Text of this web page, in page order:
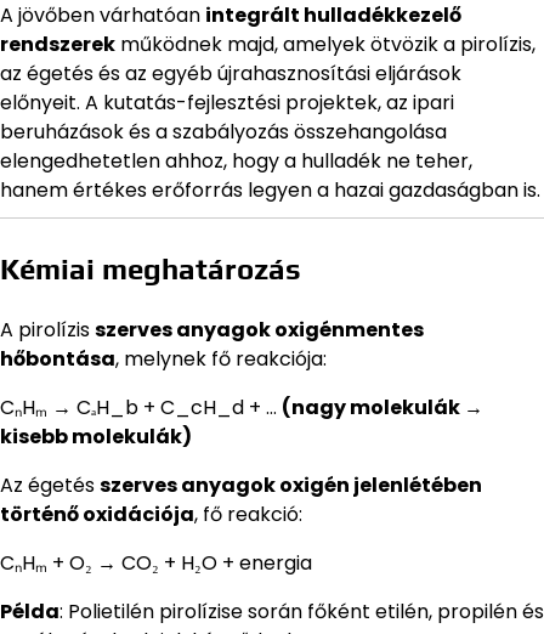
A jövőben várhatóan integrált hulladékkezelő
rendszerek működnek majd, amelyek ötvözik a pirolízis,
az égetés és az egyéb újrahasznosítási eljárások
előnyeit. A kutatás-fejlesztési projektek, az ipari
beruházások és a szabályozás összehangolása
elengedhetetlen ahhoz, hogy a hulladék ne teher,
hanem értékes erőforrás legyen a hazai gazdaságban is.
Kémiai meghatározás
A pirolízisszerves anyagok oxigénmentes
hőbontása, melynek fő reakciója:
CₙHₘ → CₐH_b + C_cH_d + … (nagy molekulák →
kisebb molekulák)
Az égetésszerves anyagok oxigén jelenlétében
történő oxidációja, fő reakció:
CₙHₘ + O₂ → CO₂ + H₂O + energia
Példa: Polietilén pirolízise során főként etilén, propilén és